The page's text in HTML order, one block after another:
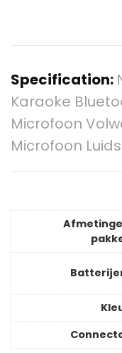
Specification:
Karaoke
Microfoon
Microfoon